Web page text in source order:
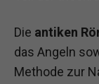
Die antiken
das Angeln
Methode zur